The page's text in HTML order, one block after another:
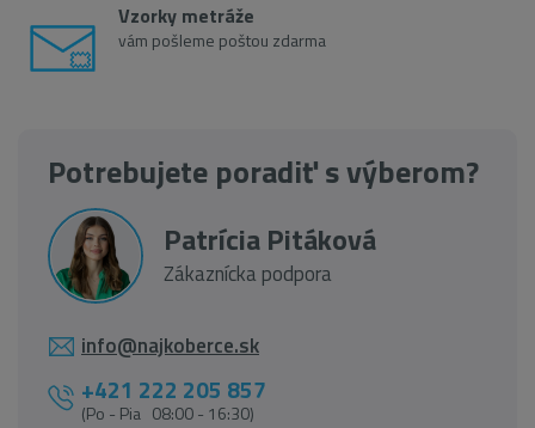
Vzorky metráže
vám pošleme poštou zdarma
Potrebujete poradiť s výberom?
Patrícia Pitáková
Zákaznícka podpora
info@najkoberce.sk
+421 222 205 857
(Po - Pia 08:00 - 16:30)